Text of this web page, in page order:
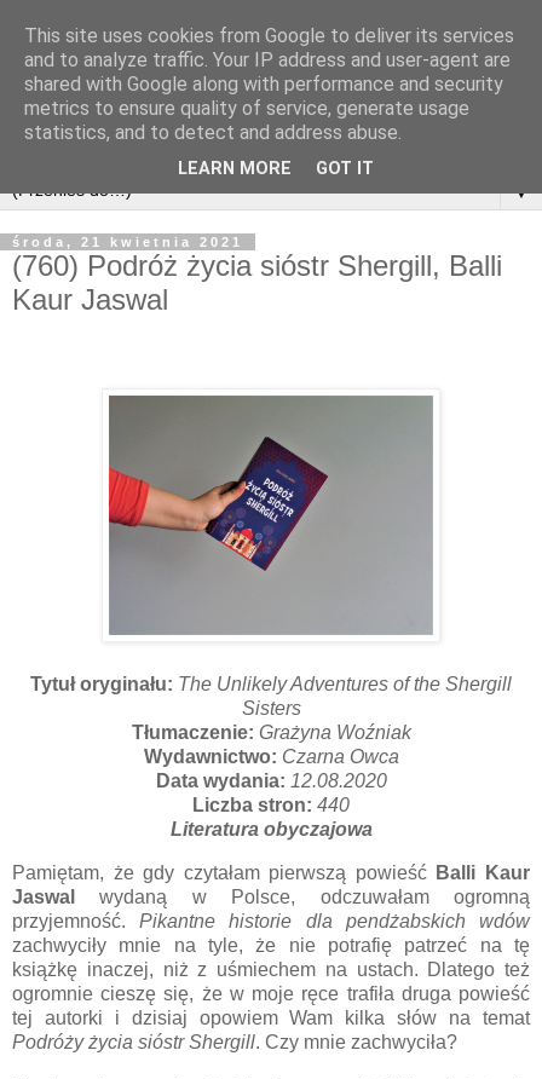
▼
środa, 21 kwietnia 2021
(760) Podróż życia sióstr Shergill, Balli
Kaur Jaswal
Tytuł oryginału: The Unlikely Adventures of the Shergill
Sisters
Tłumaczenie: Grażyna Woźniak
Wydawnictwo: Czarna Owca
Data wydania: 12.08.2020
Liczba stron: 440
Literatura obyczajowa
Pamiętam, że gdy czytałam pierwszą powieść Balli Kaur
Jaswal
wydaną w Polsce, odczuwałam ogromną
przyjemność.Pikantne historie dla pendżabskich wdów
zachwyciły mnie na tyle, że nie potrafię patrzeć na tę
książkę inaczej, niż z uśmiechem na ustach. Dlatego też
ogromnie cieszę się, że w moje ręce trafiła druga powieść
tej autorki i dzisiaj opowiem Wam kilka słów na temat
Podróży życia sióstr Shergill. Czy mnie zachwyciła?
This site uses cookies from Google to deliver its services
and to analyze traffic. Your IP address and user-agent are
shared with Google along with performance and security
metrics to ensure quality of service, generate usage
statistics, and to detect and address abuse.
LEARN MORE GOT IT